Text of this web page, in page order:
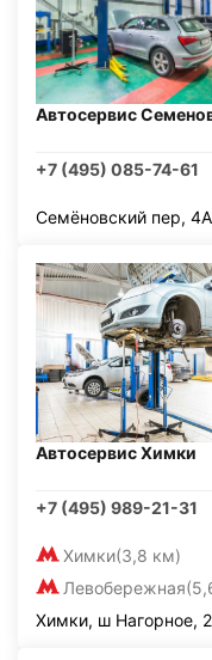
Автосервис
+7 (495) 085-74-61
Семёновский пер, 4А
Автосервис Химки
+7 (495) 989-21-31
Химки(3,8 км)
Левобережная
Химки, ш Нагорное,